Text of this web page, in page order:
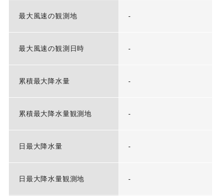
最大風速の観測地 -
最大風速の観測日時 -
累積最大降水量 -
累積最大降水量観測地 -
日最大降水量 -
日最大降水量観測地 -